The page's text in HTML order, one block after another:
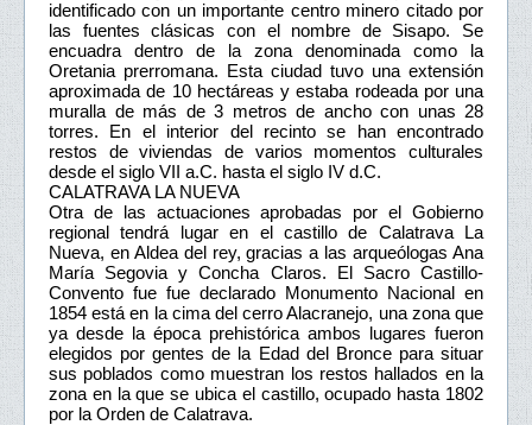
identificado con un importante centro minero citado por
las fuentes clásicas con el nombre de Sisapo. Se
encuadra dentro de la zona denominada como la
Oretania prerromana. Esta ciudad tuvo una extensión
aproximada de 10 hectáreas y estaba rodeada por una
muralla de más de 3 metros de ancho con unas 28
torres. En el interior del recinto se han encontrado
restos de viviendas de varios momentos culturales
desde el siglo VII a.C. hasta el siglo IV d.C.
CALATRAVA LA NUEVA
Otra de las actuaciones aprobadas por el Gobierno
regional tendrá lugar en el castillo de Calatrava La
Nueva, en Aldea del rey, gracias a las arqueólogas Ana
María Segovia y Concha Claros. El Sacro Castillo-
Convento fue fue declarado Monumento Nacional en
1854 está en la cima del cerro Alacranejo, una zona que
ya desde la época prehistórica ambos lugares fueron
elegidos por gentes de la Edad del Bronce para situar
sus poblados como muestran los restos hallados en la
zona en la que se ubica el castillo, ocupado hasta 1802
por la Orden de Calatrava.